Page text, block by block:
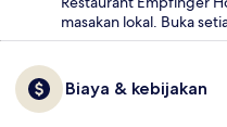
masakan lokal. Buka
Biaya & kebijakan